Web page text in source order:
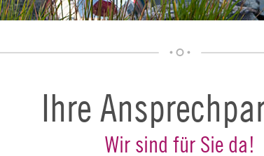
Ihre
Wir sind für Sie da!